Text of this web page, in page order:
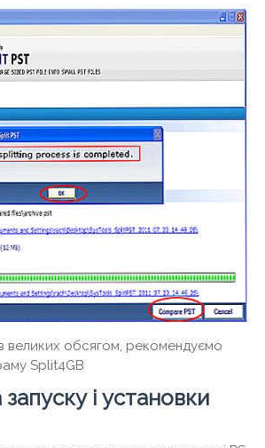
великих обсягом, рекомендуємо
Split4GB
і установки